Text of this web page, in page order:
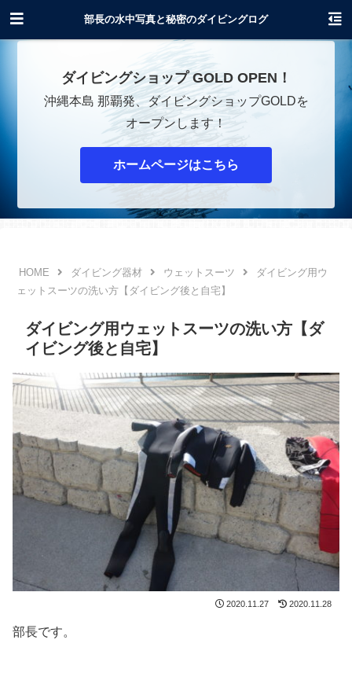
沖縄でダイビングショップOPENします！
ダイビングショップ GOLD OPEN！
沖縄本島 那覇発、ダイビングショップGOLDを
オープンします！
ホームページはこちら
ダイビング器材 ウェットスーツ
ダイビング用ウ
ェットスーツの洗い方【ダイビング後と自宅】
ダイビング用ウェットスーツの洗い方【ダ
イビング後と自宅】
2020.11.27 2020.11.28
部長です。
部長の水中写真と秘密のダイビングログ